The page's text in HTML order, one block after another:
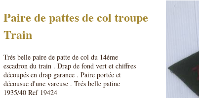
Paire de pattes de col troupe
Train
Trés belle paire de patte de col du 14éme
escadron du train . Drap de fond vert et chiffres
découpés en drap garance . Paire portée et
décousue d'une vareuse . Trés belle patine
1935/40 Ref 19424